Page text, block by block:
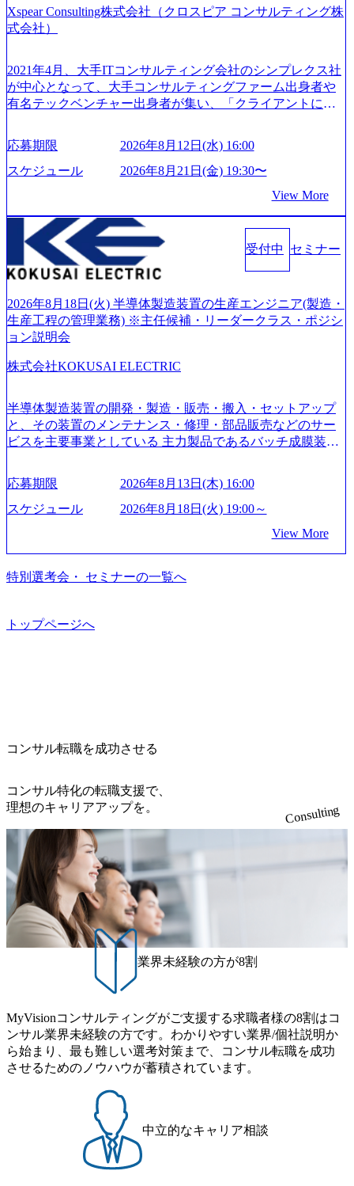
制、有給休暇初年度10日（消化率46.3%）、特別休暇5日な
ど、充実した休暇制度を整備している。 ​ 月平均残業時間は
リフレッシュ休暇など、社員同士の交流や健康をサポート
する取り組みが充実している。 2026年8月13日(木) 19:00～2
0:30予定 2026年8月7日(金) 16:00 コンサル業界の動向や業務
界セミナーを実施しています。 ●前回開催時のアンケート
ージのぼんやりしていた部分が明確になりました」「業界
の全体感や実際に働いていらっしゃる方の体感的なお話を
回す、結果が出るまでやり抜く 2026年8月14日(金) 19:00〜2
0:00 (60分) 2026年8月7日(金) 16:00 本説明会は、選考の前段
です。評価の場ではないため、キャリアを検討中の段階の
方にもご参加いただけます。 連休中の平日夜という日程の
ため、在職中の方も有給を取得することなく、現職への配
慮なくご参加いただけます。帰省先からのオンライン参加
旅行事業の内容とビジネスモデル/今後の構想・事業展開/入
社後のキャリアパス ・質疑応答(20分) オンライン (Google M
eet) ・営業・マーケティングなど、ビジネスサイドでのキャ
リアを検討されている方 ・転職を具体的に決めてはいない
が、情報収集を進めたい段階の方 ・東京・大阪での勤務を
希望される方
Xspear Consulting株式会社（クロスピア コンサルティング株
式会社）
2021年4月、大手ITコンサルティング会社のシンプレクス社
が中心となって、大手コンサルティングファーム出身者や
有名テックベンチャー出身者が集い、「クライアントにと
い」という想いの下で立ち上げた新鋭ファーム テクノロジ
ーがビジネスの成功に大きな影響力を持つDX時代におい
て、20年以上にわたってFintech業界を中心に最先端テクノ
つ、あらゆる業種・業界のクライアントの企業価値の最大
化を支援するために、戦略策定、組織改革、人材育成、業
務改善、実行支援などのコンサルティングサービスを一気
通貫で提供するのが特徴（いわゆる総合コンサルティング
ファーム） 社名の由来は”DXエリアにSpir（槍）を指して
ていく”という位置づけ 一昔前は金融が強い企業として認知
されていたが、現在金融の売上割合は全体の3割。現在はTo
C事業を始め、パブリック、製造業、通信、エンタメ、教
はあるが、社員の興味のある分野やスキルを活用したいな
着けたい方でも幅広に経験を積みたい方でも、キャリア形
成が柔軟に可能な環境である。 https://storage.googleapis.com/
our-vision-production.appspot.com/public/images/20240925204135
_93b1bff3-f71c-4bc9-8bd9-72a8a4826007_1200x554.webp https://
mages/20250502152751_46c65543-87ef-4e86-a85a-8649e1c532f9
_956x512.webp https://storage.googleapis.com/our-vision-producti
on.appspot.com/public/images/20250502152804_ba6aaa1a-9ffc-4f
m/our-vision-production.appspot.com/public/images/202505021528
ング会社で、NRI、NTTDATAと同じく世界のFinTech Ranki
開発、運用保守と言った全工程を行う「一気通貫体制」が
特長 ビジネスへの深い理解を持つコンサルタントが集うXs
報 (https://www.xspear.co.jp/member/)一部抜粋 - 伊勢山 昇吾氏:
広いプロジェクトに従事 - 鈴木健仁氏：新卒でベイカレン
トに入社し最年少ディレクターを経てXspearに参画 - 梶田
威人氏：BCG出身。金融業界における戦略策定、DX戦略立
案、人事組織テーマに強みを持ち、メディア・エンタメ業
界においてはDX戦略立案、NFT等の新規事業立案を得意と
する。 - 藏満 一馬氏：アクセンチュア出身。金融業界を中
心に、DX戦略策定、新規事業立案、組織変革、規制対応等
の幅広いプロジェクトを主導する。 - 天野 善仁氏：19卒Pw
C出身。Xspear最年少シニアマネージャー 社員インタビュー
ページ (https://www.xspear.co.jp/career/interviews/) 戦略だけの
コンサルは終わり──コンサル業界の風雲児に聞く。“これ
から”のコンサルの在り方 (https://www.businessinsider.jp/articl
e/20250205-simplex-xspear/) Xspear Consultingがえるぼし認定
を取得 (https://www.agara.co.jp/article/382811) シンプレクスと
Xspear Consultingが、東京都港区の行政手続き100%デジタル
化を支援 (https://www.afpbb.com/articles/-/3520247) 【未経験
者】 ・年収UPでのオファー ・ワンプールで様々なインダ
流工程、先端技術を学べる環境 【コンサルファーム経験
者】 ・専門領域に軸足を置きながら、他領域にもチャレン
ジできる環境 ・タイトルアップでのオファー ・現職ファー
ムより高いオファー年収 ・実力主義でプロモーションでき
る（ダブルスキップもあり） ・週に1度のアサインｍｔｇで
応募期限
2026年8月12日(水) 16:00
スケジュール
2026年8月21日(金) 19:30〜
View More
受付中 セミナー
2026年8月18日(火) 半導体製造装置の生産エンジニア(製造・
生産工程の管理業務) ※主任候補・リーダークラス・ポジシ
ョン説明会
株式会社KOKUSAI ELECTRIC
半導体製造装置の開発・製造・販売・搬入・セットアップ
と、その装置のメンテナンス・修理・部品販売などのサー
ビスを主要事業としている 主力製品であるバッチ成膜装置
世界トップクラスのシェアを有している 技術と対話を通じ
て未来を創造し、社会課題の解決に貢献することを目指し
ている Mission:私たちの技術/私たちの対話 Vision:夢を未来
話 IoT社会の浸透、AIの加速等により半導体需要は世界中で
急伸長しており、それに伴い半導体製造装置の需要も伸長
中 https://storage.googleapis.com/our-vision-production.appspot.co
on-production.appspot.com/public/images/20260224131052_2abe7
cb8-329e-4a45-a8f5-73d9728b2cd7_1200x486.webp https://storag
アドバイザーによる自身のキャリア構築をめざす「キャリ
スタイム制度を実施しており、月単位の決められた労働時
間の範囲内で、出社・退社の時刻を社員の自己裁量に委
ね、ワークライフバランスを図りながら効率的に働くこと
ができる 【休日】 土日祝休みの完全週休2日制 2025年度の
年間休日は125日（GW8日、夏季9日、年末年始9日） 有給
休暇は年間24日（4月1日入社の場合）で、入社日に付与さ
れます。 年次有給休暇の残日数は、翌年度に繰り越すこと
ができます。 慶弔休暇は、事由により取得可能日数は異な
りますが、3～7日の連続休暇を取得できます。 リフレッシ
ュ休暇は、規程で定める勤続年数ごとに、連続5日のリフレ
ッシュ休暇を取得できます。 【育児や子の看護、介護など
の制度】 育児休暇： 対象：小学校1年修了時の3月31日まで
の子を育てるすべての従業員※期間：通算3年間 短時間勤
日2時間15分まで、始業・終業時刻の繰り上げ・繰り下げが
可能 子の看護休暇： 子1人につき5日まで取得でき、1時間
単位で取得することも可能 家族看護休暇： 5日まで取得で
き、1時間単位で取得することも可能 【独身寮、住宅手当制
度など】 独身寮：富山事業所の近くに、白風寮と青風寮の2
つの寮があり、以下の入居基準を満たす方が入居可能で
す。 ＜入居基準＞ ・満33歳までの独身者 ・自宅から勤務地
までの通勤総時間が2時間を超えること 住宅手当： 本社の
近くには独身寮や社宅等が無いため、条件を満たす方には
住宅手当を支給します。 また、独身寮は男性のみの入居と
応募期限
2026年8月13日(木) 16:00
スケジュール
2026年8月18日(火) 19:00～
View More
特別選考会・ セミナーの一覧へ
トップページへ
コンサル転職を成功させる
コンサル特化の転職支援で、
理想のキャリアアップを。
Consulting
業界未経験の方が8割
MyVisionコンサルティングがご支援する求職者様の8割はコ
ンサル業界未経験の方です。わかりやすい業界/個社説明か
ら始まり、最も難しい選考対策まで、コンサル転職を成功
させるためのノウハウが蓄積されています。
中立的なキャリア相談